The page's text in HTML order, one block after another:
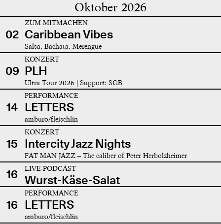
Oktober 2026
02
ZUM MITMACHEN
Caribbean Vibes
Salsa, Bachata, Merengue
09
KONZERT
PLH
Ultra Tour 2026 | Support: SGB
14
PERFORMANCE
LETTERS
amburo/fleischlin
15
KONZERT
Intercity Jazz Nights
FAT MAN JAZZ – The caliber of Peter Herbolzheimer
16 LIVE-PODCAST
Wurst-Käse-Salat
16
PERFORMANCE
LETTERS
amburo/fleischlin